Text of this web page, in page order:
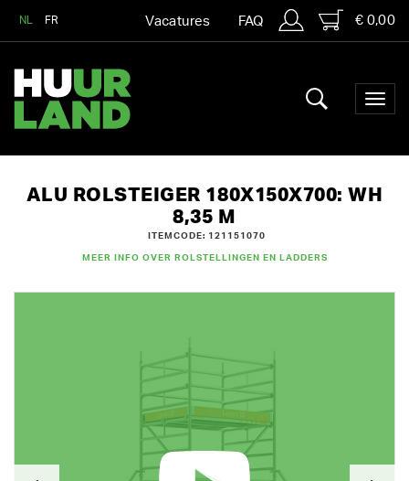
NL FR Vacatures FAQ € 0,00
ALU ROLSTEIGER 180X150X700: WH
8,35 M
ITEMCODE: 121151070
MEER INFO OVER ROLSTELLINGEN EN LADDERS